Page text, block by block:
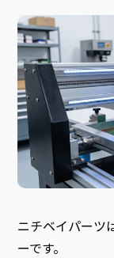
ニチベイパーツ
ーです。